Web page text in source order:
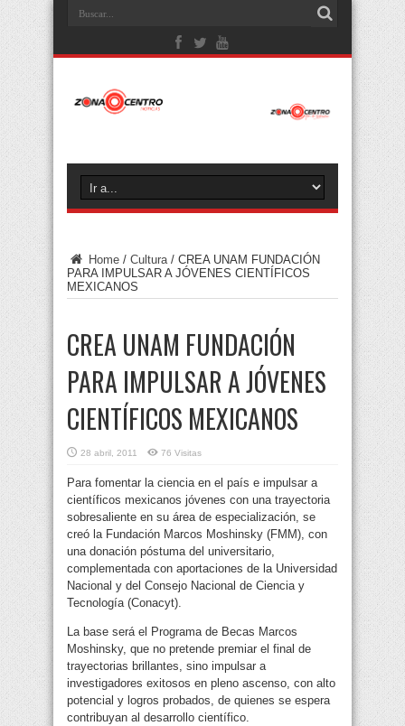
Home / Cultura / CREA UNAM FUNDACIÓN
PARA IMPULSAR A JÓVENES CIENTÍFICOS
MEXICANOS
CREA UNAM FUNDACIÓN
PARA IMPULSAR A JÓVENES
CIENTÍFICOS MEXICANOS
28 abril, 2011 76 Visitas
Para fomentar la ciencia en el país e impulsar a
científicos mexicanos jóvenes con una trayectoria
sobresaliente en su área de especialización, se
creó la Fundación Marcos Moshinsky (FMM), con
una donación póstuma del universitario,
complementada con aportaciones de la Universidad
Nacional y del Consejo Nacional de Ciencia y
Tecnología (Conacyt).
La base será el Programa de Becas Marcos
Moshinsky, que no pretende premiar el final de
trayectorias brillantes, sino impulsar a
investigadores exitosos en pleno ascenso, con alto
potencial y logros probados, de quienes se espera
contribuyan al desarrollo científico.